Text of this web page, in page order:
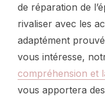
de réparation de
rivaliser avec les
adaptément
vous intéresse,
compréhension et
vous apportera